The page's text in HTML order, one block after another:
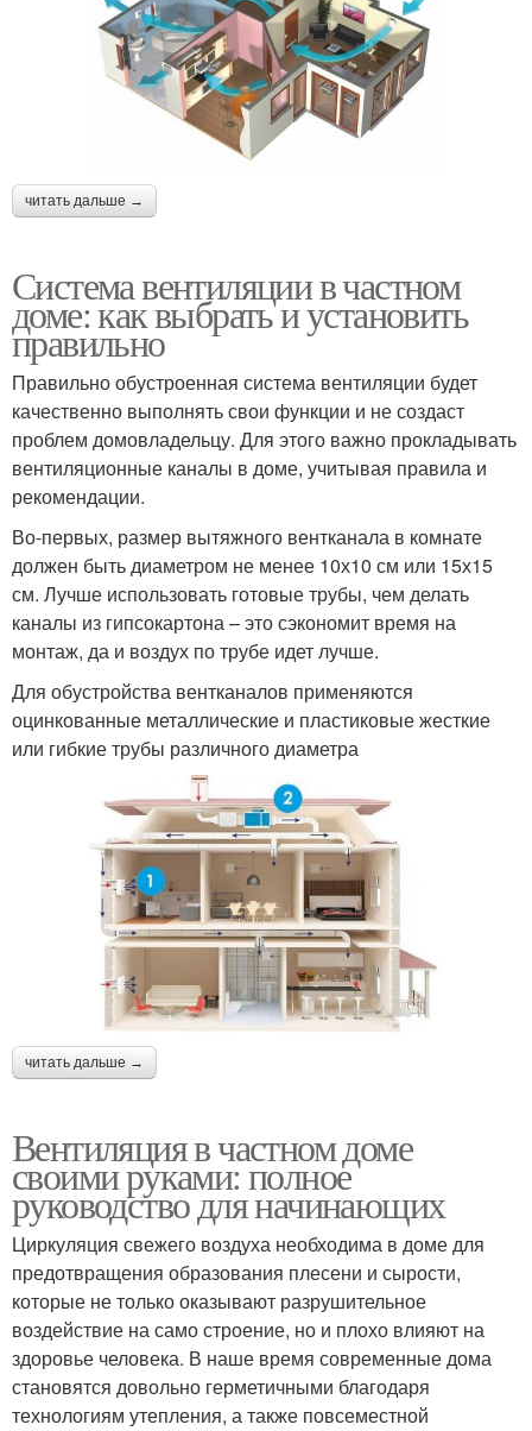
читать дальше →
Система вентиляции в частном
доме: как выбрать и установить
правильно
Правильно обустроенная система вентиляции будет
качественно выполнять свои функции и не создаст
проблем домовладельцу. Для этого важно прокладывать
вентиляционные каналы в доме, учитывая правила и
рекомендации.
Во-первых, размер вытяжного вентканала в комнате
должен быть диаметром не менее 10х10 см или 15х15
см. Лучше использовать готовые трубы, чем делать
каналы из гипсокартона – это сэкономит время на
монтаж, да и воздух по трубе идет лучше.
Для обустройства вентканалов применяются
оцинкованные металлические и пластиковые жесткие
или гибкие трубы различного диаметра
читать дальше →
Вентиляция в частном доме
своими руками: полное
руководство для начинающих
Циркуляция свежего воздуха необходима в доме для
предотвращения образования плесени и сырости,
которые не только оказывают разрушительное
воздействие на само строение, но и плохо влияют на
здоровье человека. В наше время современные дома
становятся довольно герметичными благодаря
технологиям утепления, а также повсеместной